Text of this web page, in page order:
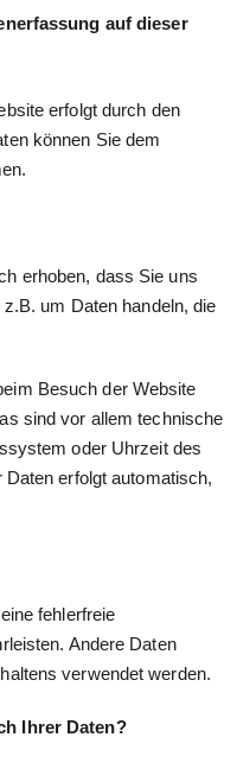
auf dieser
erfolgt durch den
können Sie dem
erhoben, dass Sie uns
um Daten handeln, die
Besuch der Website
sind vor allem technische
oder Uhrzeit des
erfolgt automatisch,
fehlerfreie
Andere Daten
verwendet werden.
Ihrer Daten?